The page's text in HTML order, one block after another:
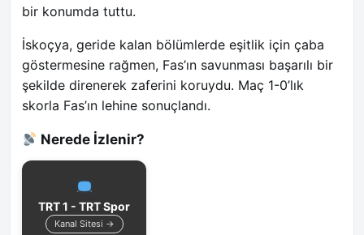
bir konumda tuttu.
İskoçya, geride kalan bölümlerde eşitlik için çaba
göstermesine rağmen, Fas’ın savunması başarılı bir
şekilde direnerek zaferini koruydu. Maç 1-0’lık
skorla Fas’ın lehine sonuçlandı.
Nerede İzlenir?
TRT 1 - TRT Spor
Kanal Sitesi →